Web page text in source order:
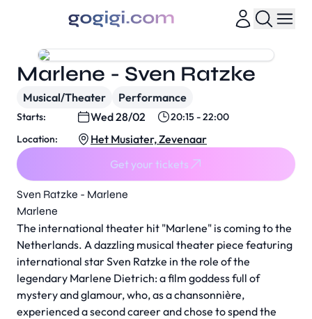
Sven Ratzke - Marlene
Marlene
The international theater hit "Marlene" is coming to the
Netherlands. A dazzling musical theater piece featuring
international star Sven Ratzke in the role of the
legendary Marlene Dietrich: a film goddess full of
mystery and glamour, who, as a chansonnière,
experienced a second career and chose to spend the
Marlene - Sven Ratzke
Musical/Theater Performance
Starts: Wed 28/02
20:15 - 22:00
Location:
Het Musiater, Zevenaar
Get your tickets